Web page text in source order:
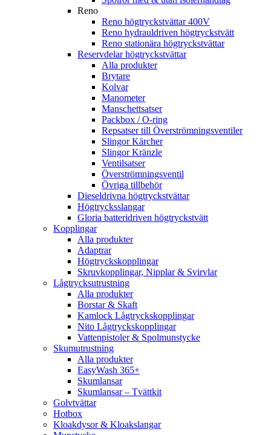
Reno
Reno högtryckstvättar 400V
Reno hydrauldriven högtryckstvätt
Reno stationära högtryckstvättar
Reservdelar högtryckstvättar
Alla produkter
Brytare
Kolvar
Manometer
Manschettsatser
Packbox / O-ring
Repsatser till Överströmningsventiler
Slingor Kärcher
Slingor Kränzle
Ventilsatser
Överströmningsventil
Övriga tillbehör
Dieseldrivna högtryckstvättar
Högtrycksslangar
Gloria batteridriven högtryckstvätt
Kopplingar
Alla produkter
Adaptrar
Högtryckskopplingar
Skruvkopplingar, Nipplar & Svirvlar
Lågtrycksutrustning
Alla produkter
Borstar & Skaft
Kamlock Lågtryckskopplingar
Nito Lågtryckskopplingar
Vattenpistoler & Spolmunstycke
Skumutrustning
Alla produkter
EasyWash 365+
Skumlansar
Skumlansar – Tvättkit
Golvtvättar
Hotbox
Kloakdysor & Kloakslangar